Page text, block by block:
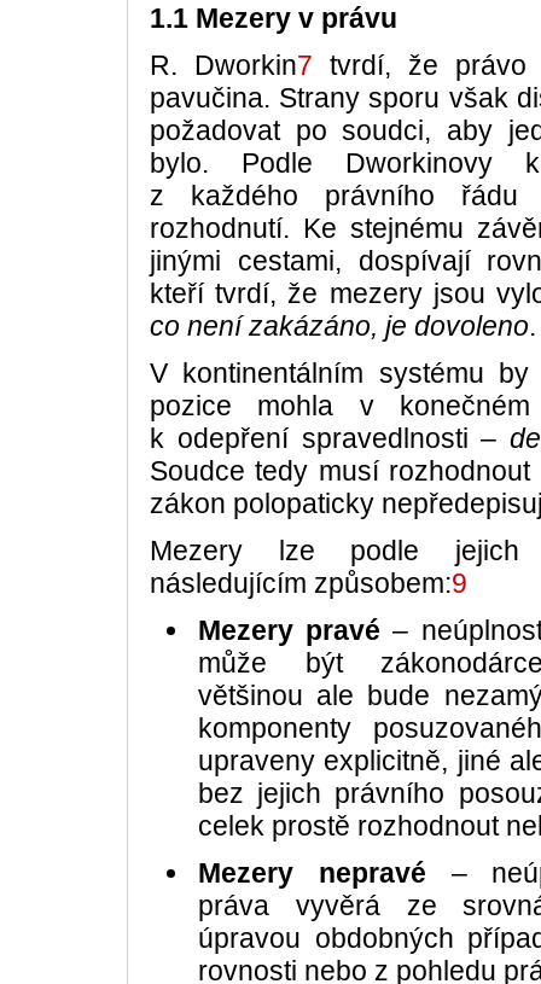
1.1 Mezery v právu
R. Dworkin7 tvrdí, že právo
pavučina. Strany sporu však
požadovat po soudci, aby
bylo. Podle Dworkinovy
z každého právního řádu
rozhodnutí. Ke stejnému
jinými cestami, dospívají
kteří tvrdí, že mezery jsou
co není zakázáno, je dovoleno.
V kontinentálním systému
pozice mohla v
k odepření spravedlnosti –
Soudce tedy musí
zákon polopaticky
Mezery lze podle jejich
následujícím způsobem:9
Mezery pravé –
může být
většinou ale bude
komponenty
upraveny explicitně, jiné
bez jejich právního
celek prostě rozhodnout
Mezery nepravé –
práva vyvěrá ze
úpravou obdobných
rovnosti nebo z pohledu